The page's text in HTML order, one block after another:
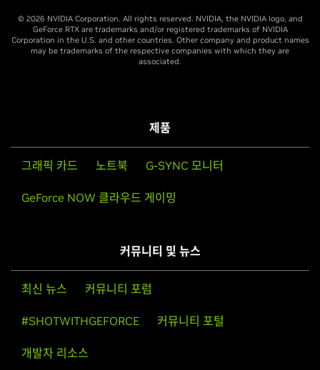
© 2026 NVIDIA Corporation. All rights reserved. NVIDIA, the NVIDIA logo, and
GeForce RTX are trademarks and/or registered trademarks of NVIDIA
Corporation in the U.S. and other countries. Other company and product names
may be trademarks of the respective companies with which they are
associated.
제품
그래픽 카드 노트북 G-SYNC 모니터
GeForce NOW 클라우드 게이밍
커뮤니티 및 뉴스
최신 뉴스 커뮤니티 포럼
#SHOTWITHGEFORCE 커뮤니티 포털
개발자 리소스